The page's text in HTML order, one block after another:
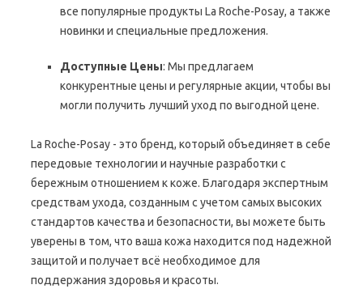
все популярные продукты La Roche-Posay, а также
новинки и специальные предложения.
Доступные Цены: Мы предлагаем
конкурентные цены и регулярные акции, чтобы вы
могли получить лучший уход по выгодной цене.
La Roche-Posay - это бренд, который объединяет в себе
передовые технологии и научные разработки с
бережным отношением к коже. Благодаря экспертным
средствам ухода, созданным с учетом самых высоких
стандартов качества и безопасности, вы можете быть
уверены в том, что ваша кожа находится под надежной
защитой и получает всё необходимое для
поддержания здоровья и красоты.